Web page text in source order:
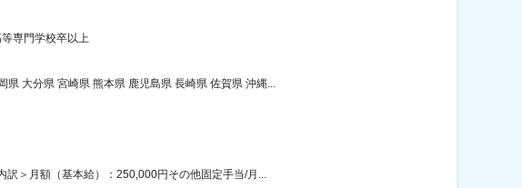
専門学校卒以上
大分県 宮崎県 熊本県 鹿児島県 長崎県 佐賀県 沖縄...
＞月額（基本給）：250,000円その他固定手当/月...